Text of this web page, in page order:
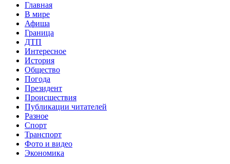
Главная
В мире
Афиша
Граница
ДТП
Интересное
История
Общество
Погода
Президент
Происшествия
Публикации читателей
Разное
Спорт
Транспорт
Фото и видео
Экономика